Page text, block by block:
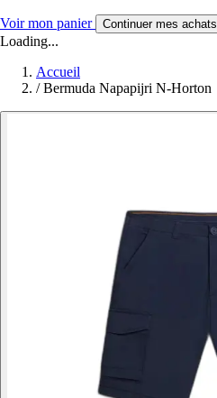
Voir mon panier Continuer mes achats
Loading...
Accueil
/ Bermuda Napapijri N-Horton